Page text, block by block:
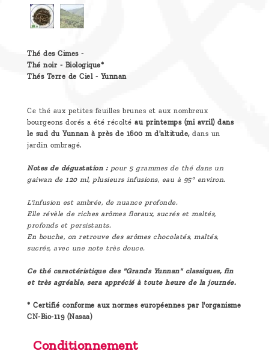
Thé des Cimes -
Thé noir - Biologique*
Thés Terre de Ciel - Yunnan
Ce thé aux petites feuilles brunes et aux nombreux
bourgeons dorés a été récolté au printemps (mi avril) dans
le sud du Yunnan à près de 1600 m d'altitude,dans un
jardin ombragé.
Notes de dégustation : pour 5 grammes de thé dans un
gaiwan de 120 ml, plusieurs infusions, eau à 95° environ.
L'infusion est ambrée, de nuance profonde.
Elle révèle de riches arômes floraux, sucrés et maltés,
profonds et persistants.
En bouche, on retrouve des arômes chocolatés, maltés,
sucrés, avec une note très douce.
Ce thé caractéristique des "Grands Yunnan" classiques, fin
et très agréable, sera apprécié à toute heure de la journée.
* Certifié conforme aux normes européennes par l'organisme
CN-Bio-119 (Nasaa)
Conditionnement